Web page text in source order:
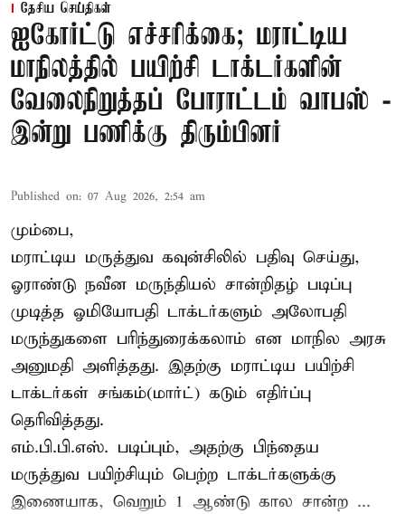
தேசிய செய்திகள்
ஐகோர்ட்டு எச்சரிக்கை; மராட்டிய
மாநிலத்தில் பயிற்சி டாக்டர்களின்
வேலைநிறுத்தப் போராட்டம் வாபஸ் -
இன்று பணிக்கு திரும்பினர்
Published on: 07 Aug 2026, 2:54 am
மும்பை,
மராட்டிய மருத்துவ கவுன்சிலில் பதிவு செய்து,
ஓராண்டு நவீன மருந்தியல் சான்றிதழ் படிப்பு
முடித்த ஓமியோபதி டாக்டர்களும் அலோபதி
மருந்துகளை பரிந்துரைக்கலாம் என மாநில அரசு
அனுமதி அளித்தது. இதற்கு மராட்டிய பயிற்சி
டாக்டர்கள் சங்கம்(மார்ட்) கடும் எதிர்ப்பு
தெரிவித்தது.
எம்.பி.பி.எஸ். படிப்பும், அதற்கு பிந்தைய
மருத்துவ பயிற்சியும் பெற்ற டாக்டர்களுக்கு
இணையாக, வெறும் 1 ஆண்டு கால சான்ற ...